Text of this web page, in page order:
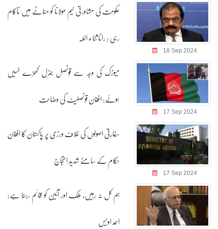
18 Sep 2024
حکومت کی مشاورتی ٹیم مولانا کو منانے میں ناکام
رہی : رانا ثناء اللہ
17 Sep 2024
میوزک کی وجہ سے قونصل جنرل کھڑے نہیں
ہوئے: افغان قونصلیٹ کی وضاحت
17 Sep 2024
سفارتی اصولوں کی خلاف ورزی پر پاکستان کا افغان
حکام کے سامنے شدید احتجاج
ہم کل نہ رہیں، ملک اور آئین کو قائم رہنا ہے:
احمد اویس